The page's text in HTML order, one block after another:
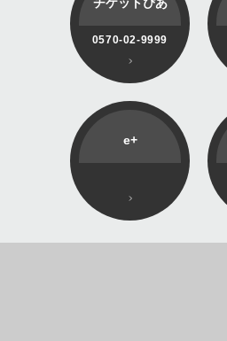
0570-02-9999
e+